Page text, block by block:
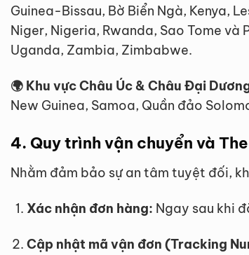
Guinea-Bissau, Bờ Biển Ngà, Kenya,
Niger, Nigeria, Rwanda, Sao Tome và
Uganda, Zambia, Zimbabwe.
🌍 Khu vực Châu Úc & Châu Đại
New Guinea, Samoa, Quần đảo
4. Quy trình vận chuyển và
Nhằm đảm bảo sự an tâm tuyệt đối,
Xác nhận đơn hàng: Ngay sau khi
Cập nhật mã vận đơn (Tracking